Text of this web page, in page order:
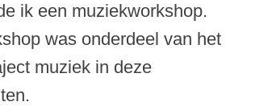
ik een muziekworkshop.
was onderdeel van het
muziek in deze